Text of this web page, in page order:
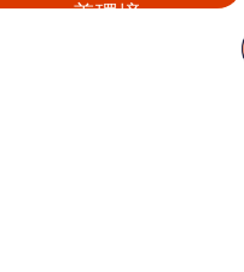
善環境